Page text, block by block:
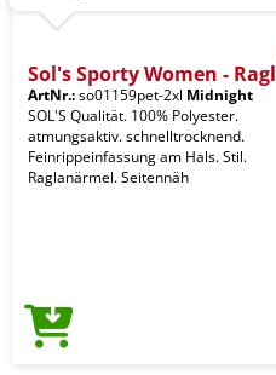
Sol's Sporty Women - Ragl
ArtNr.:so01159pet-2xl Midnight
SOL'S Qualität. 100% Polyester.
atmungsaktiv. schnelltrocknend.
Feinrippeinfassung am Hals. Stil.
Raglanärmel. Seitennäh